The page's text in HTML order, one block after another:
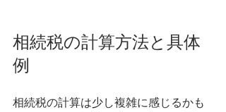
相続税の計算方法と具体
例
相続税の計算は少し複雑に感じるかも